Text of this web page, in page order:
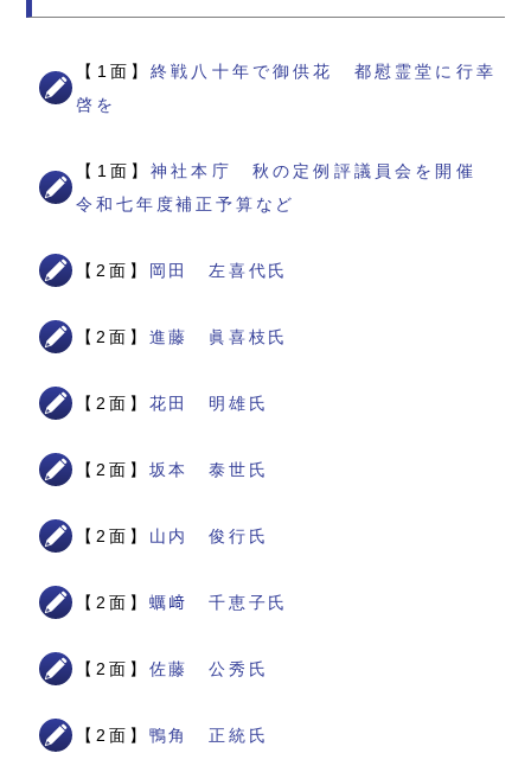
【1面】終戦八十年で御供花 都慰霊堂に行幸
啓を
【1面】神社本庁 秋の定例評議員会を開催
令和七年度補正予算など
【2面】 岡田 左喜代氏
【2面】 進藤 眞喜枝氏
【2面】 花田 明雄氏
【2面】 坂本 泰世氏
【2面】 山内 俊行氏
【2面】 蠣﨑 千恵子氏
【2面】 佐藤 公秀氏
【2面】 鴨角 正統氏